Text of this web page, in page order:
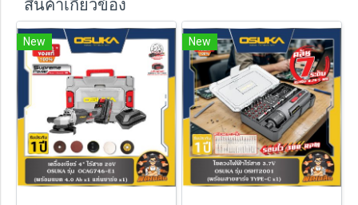
สินค้าเกี่ยวข้อง
New New